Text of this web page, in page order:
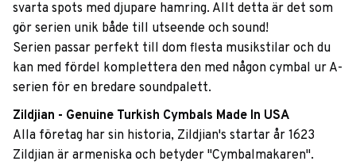
svarta spots med djupare hamring. Allt detta är det som
gör serien unik både till utseende och sound!
Serien passar perfekt till dom flesta musikstilar och du
kan med fördel komplettera den med någon cymbal ur A-
serien för en bredare soundpalett.
Zildjian - Genuine Turkish Cymbals Made In USA
Alla företag har sin historia, Zildjian's startar år 1623
Zildjian är armeniska och betyder "Cymbalmakaren".